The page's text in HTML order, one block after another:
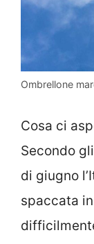
Ombrellone
Cosa ci
Secondo
di giugno
spaccata